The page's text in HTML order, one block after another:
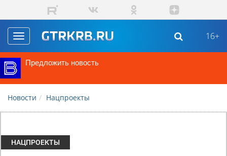
Перейти к основному содержанию
Toggle
navigation
16+
Предложить новость
Новости Нацпроекты
НАЦПРОЕКТЫ